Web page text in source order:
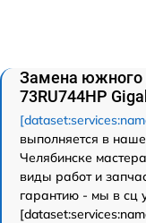
Замена южного
73RU744HP
выполняется в
Челябинске
виды работ и
гарантию - мы в сц